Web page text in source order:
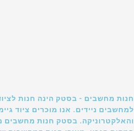
חנות מחשבים - בסטק הינה חנות
למחשבים ניידים. אנו מוכרים ציוד
והאלקטרוניקה. בסטק חנות מחשבים